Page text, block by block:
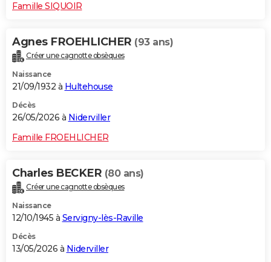
Famille SIQUOIR
Agnes FROEHLICHER (93 ans)
Créer une cagnotte obsèques
Naissance
21/09/1932 à Hultehouse
Décès
26/05/2026 à Niderviller
Famille FROEHLICHER
Charles BECKER (80 ans)
Créer une cagnotte obsèques
Naissance
12/10/1945 à Servigny-lès-Raville
Décès
13/05/2026 à Niderviller